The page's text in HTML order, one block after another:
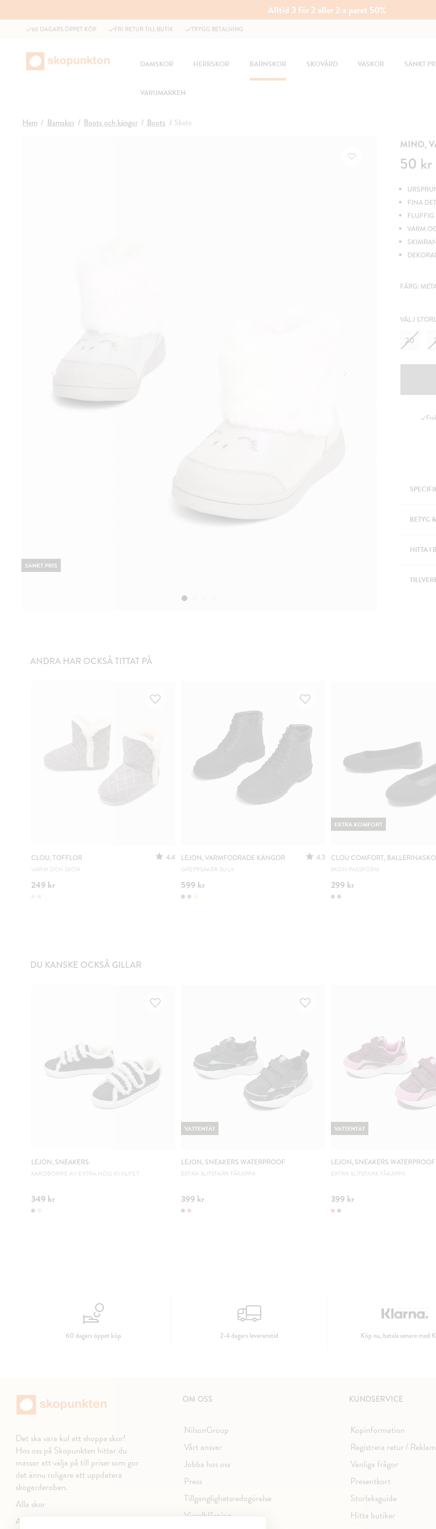
Alltid 3 för 2 eller 2:a paret 50%
60 DAGARS ÖPPET KÖP FRI RETUR TILL BUTIK TRYGG BETALNING
DAMSKOR HERRSKOR BARNSKOR SKOVÅRD VÄSKOR SÄNKT
VARUMÄRKEN
Hem Barnskor Boots och kängor Boots Skate
SÄNKT PRIS
MINO,
Pris:50 kr
50 kr
FINA
FLUFFIG
VARM
FÄRG:
VÄLJ
20
BETYG
HITTA I
ANDRA HAR OCKSÅ TITTAT PÅ
CLOU, TOFFLOR 4.4
VARM OCH SKÖN
249 kr
LEJON, VARMFODRADE KÄNGOR 4.3
GREPPSÄKER SULA
599 kr
CLOU COMFORT,
SKÖN PASSFORM
299 kr
EXTRA KOMFORT
DU KANSKE OCKSÅ GILLAR
LEJON, SNEAKERS
KARDBORRE AV EXTRA HÖG KVALITET
349 kr
LEJON, SNEAKERS WATERPROOF
EXTRA SLITSTARK TÅKAPPA
399 kr
VATTENTÄT
LEJON, SNEAKERS WATERPROOF
EXTRA SLITSTARK TÅKAPPA
399 kr
VATTENTÄT
60 dagars öppet köp 2-4 dagars leveranstid Köp nu, betala senare med
Det ska vara kul att shoppa skor!
Hos oss på Skopunkten hittar du
massor att välja på till priser som gör
det ännu roligare att uppdatera
skogarderoben.
Alla skor
Alla varumärken
OM OSS
NilsonGroup
Vårt ansvar
Jobba hos oss
Press
Tillgänglighetsredogörelse
Visselblåsning
KUNDSERVICE
Köpinformation
Registrera retur /
Vanliga frågor
Presentkort
Storleksguide
Hitta butiker